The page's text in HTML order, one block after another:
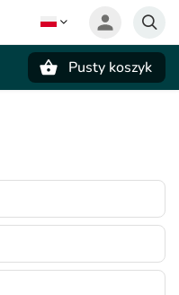
Pusty koszyk